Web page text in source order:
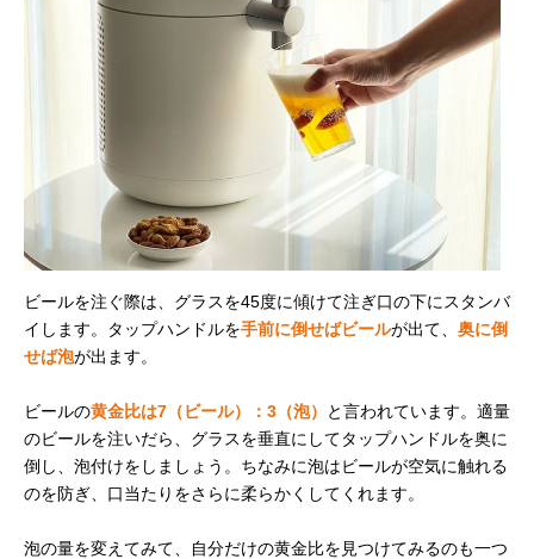
ビールを注ぐ際は、グラスを45度に傾けて注ぎ口の下にスタンバ
イします。タップハンドルを手前に倒せばビールが出て、 奥に倒
せば泡が出ます。
ビールの黄金比は7（ビール）：3（泡）
と言われています。適量
のビールを注いだら、グラスを垂直にしてタップハンドルを奥に
倒し、泡付けをしましょう。ちなみに泡はビールが空気に触れる
のを防ぎ、口当たりをさらに柔らかくしてくれます。
泡の量を変えてみて、自分だけの黄金比を見つけてみるのも一つ